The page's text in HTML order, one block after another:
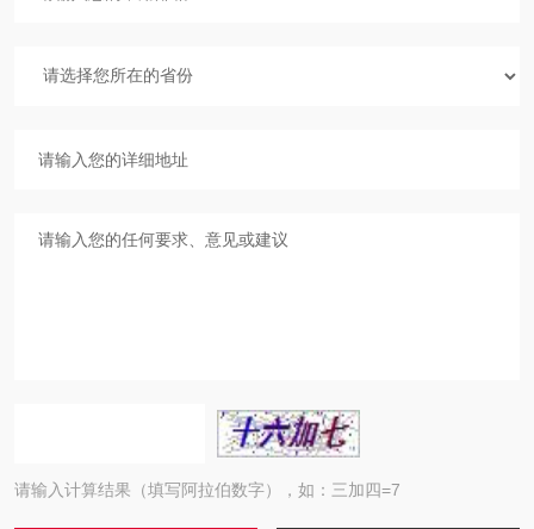
请输入计算结果（填写阿拉伯数字），如：三加四=7